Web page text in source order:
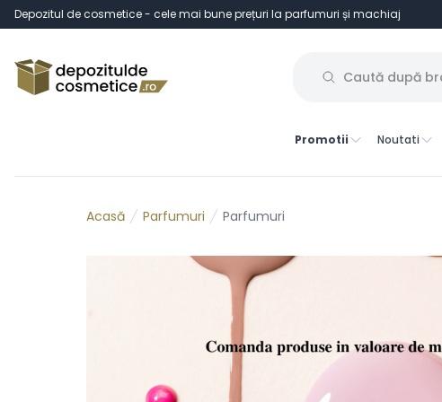
Depozitul de cosmetice - cele mai bune prețuri la parfumuri și machiaj
Promotii Noutati
Acasă Parfumuri Parfumuri